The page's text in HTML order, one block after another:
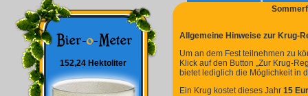
152,24 Hektoliter
Allgemeine Hinweise zur Krug-
Um an dem Fest teilnehmen zu
Klick auf den Button „Zur Krug-
bietet lediglich die Möglichkeit in
Ein Krug kostet dieses Jahr 15